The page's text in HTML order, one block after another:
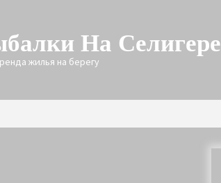
На Селигере
жилья на берегу